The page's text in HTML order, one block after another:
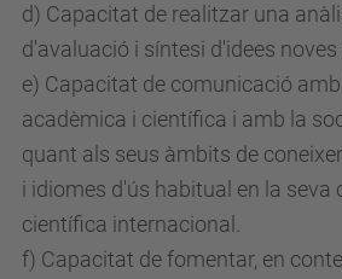
d) Capacitat de realitzar una
d'avaluació i síntesi d'idees noves
e) Capacitat de comunicació
acadèmica i científica i amb la
quant als seus àmbits de
i idiomes d'ús habitual en la seva
científica internacional.
f) Capacitat de fomentar, en